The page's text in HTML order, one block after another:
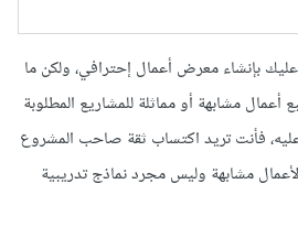
عليك بإنشاء معرض أعمال إحترافي، ولكن ما
مشابهة أو مماثلة للمشاريع المطلوبة
فأنت تريد اكتساب ثقة صاحب المشروع
مشابهة وليس مجرد نماذج تدريبية